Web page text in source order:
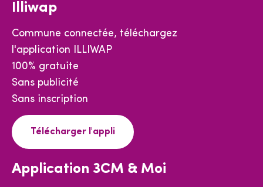
Illiwap
Commune connectée, téléchargez
l'application ILLIWAP
100% gratuite
Sans publicité
Sans inscription
Télécharger l'appli
Application 3CM & Moi